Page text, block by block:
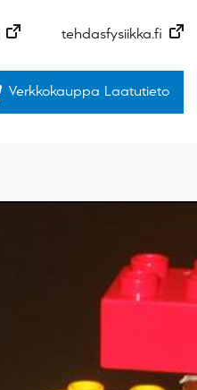
tehdasfysiikka.fi
Verkkokauppa Laatutieto